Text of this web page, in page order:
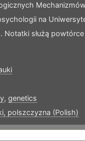
na
Notatki służą
, genetics
polszczyzna (Polish)